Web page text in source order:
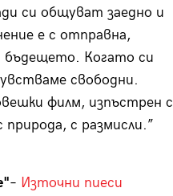
си общуват заедно и
е с отправна,
бъдещето. Когато си
свободни.
филм, изпъстрен с
с размисли.”
– Източни пиеси